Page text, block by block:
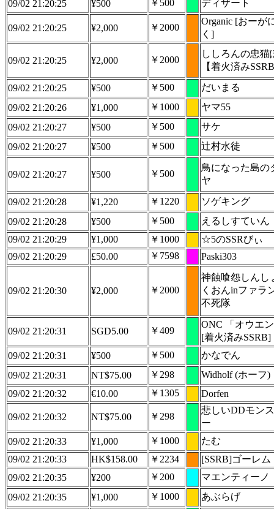
09/02 21:20:25
¥500 ￥500 ディザート
09/02 21:20:25 ¥2,000 ￥2000
Organic [おーが
く]
09/02 21:20:25 ¥2,000 ￥2000
ししろんの忠猫
【着火済み
09/02 21:20:25 ¥500 ￥500
だいまる
09/02 21:20:26
¥1,000 ￥1000
ヤマ55
09/02 21:20:27
¥500 ￥500
サケ
09/02 21:20:27
¥500 ￥500 辻村水徒
09/02 21:20:27 ¥500 ￥500
鳥になった島の
ヤ
09/02 21:20:28 ¥1,220 ￥1220
ソゲキング
09/02 21:20:28
¥500 ￥500
えるしすていん
09/02 21:20:29
¥1,000 ￥1000
☆5のSSRびぃ
09/02 21:20:29
£50.00 ￥7598 Paski303
09/02 21:20:30 ¥2,000 ￥2000
神蝕喰怨しんし
くおんinファラ
不死隊
09/02 21:20:31 SGD5.00 ￥409
ONC 「オウエ
[着火済みSSRB]
09/02 21:20:31
¥500 ￥500
かなでん
09/02 21:20:31
NT$75.00 ￥298
Widholf (ホーフ)
09/02 21:20:32
€10.00 ￥1305 Dorfen
09/02 21:20:32 NT$75.00 ￥298
悲しいDDモン
ー
09/02 21:20:33
¥1,000 ￥1000
たむ
09/02 21:20:33
HK$158.00 ￥2234
[SSRB]ゴーレム
09/02 21:20:35
¥200 ￥200
マエンティーノ
09/02 21:20:35
¥1,000 ￥1000 あぶらげ